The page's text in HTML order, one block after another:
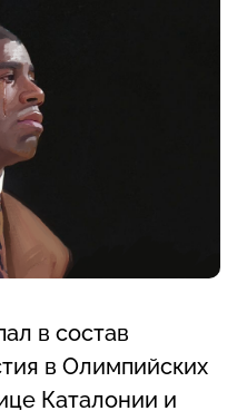
в состав
в Олимпийских
Каталонии и